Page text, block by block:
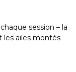
session – la
les ailes montés